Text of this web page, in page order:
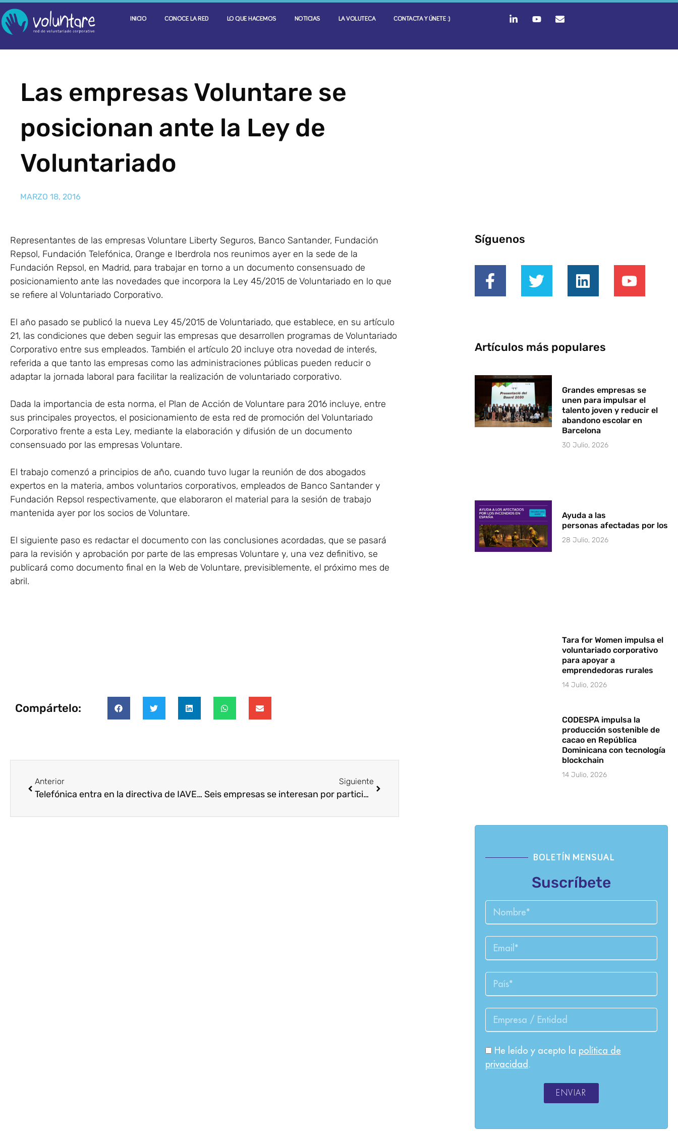
INICIO CONOCE LA RED LO QUE HACEMOS NOTICIAS LA VOLUTECA CONTACTA Y ÚNETE :)
Las empresas Voluntare se
posicionan ante la Ley de
Voluntariado
MARZO 18, 2016
Representantes de las empresas Voluntare Liberty Seguros, Banco Santander, Fundación
Repsol, Fundación Telefónica, Orange e Iberdrola nos reunimos ayer en la sede de la
Fundación Repsol, en Madrid, para trabajar en torno a un documento consensuado de
posicionamiento ante las novedades que incorpora la Ley 45/2015 de Voluntariado en lo que
se refiere al Voluntariado Corporativo.
El año pasado se publicó la nueva Ley 45/2015 de Voluntariado, que establece, en su artículo
21, las condiciones que deben seguir las empresas que desarrollen programas de Voluntariado
Corporativo entre sus empleados. También el artículo 20 incluye otra novedad de interés,
referida a que tanto las empresas como las administraciones públicas pueden reducir o
adaptar la jornada laboral para facilitar la realización de voluntariado corporativo.
Dada la importancia de esta norma, el Plan de Acción de Voluntare para 2016 incluye, entre
sus principales proyectos, el posicionamiento de esta red de promoción del Voluntariado
Corporativo frente a esta Ley, mediante la elaboración y difusión de un documento
consensuado por las empresas Voluntare.
El trabajo comenzó a principios de año, cuando tuvo lugar la reunión de dos abogados
expertos en la materia, ambos voluntarios corporativos, empleados de Banco Santander y
Fundación Repsol respectivamente, que elaboraron el material para la sesión de trabajo
mantenida ayer por los socios de Voluntare.
El siguiente paso es redactar el documento con las conclusiones acordadas, que se pasará
para la revisión y aprobación por parte de las empresas Voluntare y, una vez definitivo, se
publicará como documento final en la Web de Voluntare, previsiblemente, el próximo mes de
abril.
Compártelo:
Anterior
Telefónica entra en la directiva de IAVE como referente de Voluntariado Corporativo
Siguiente
Seis empresas se interesan por participar en la certificación VOL+
Síguenos
Artículos más populares
Grandes empresas se
unen para impulsar el
talento joven y reducir el
abandono escolar en
Barcelona
30 Julio, 2026
Ayuda a las
personas afectadas por los
28 Julio, 2026
Tara for Women impulsa el
voluntariado corporativo
para apoyar a
emprendedoras rurales
14 Julio, 2026
CODESPA impulsa la
producción sostenible de
cacao en República
Dominicana con tecnología
blockchain
14 Julio, 2026
BOLETÍN MENSUAL
Suscríbete
He leído y acepto la política de
privacidad .
ENVIAR